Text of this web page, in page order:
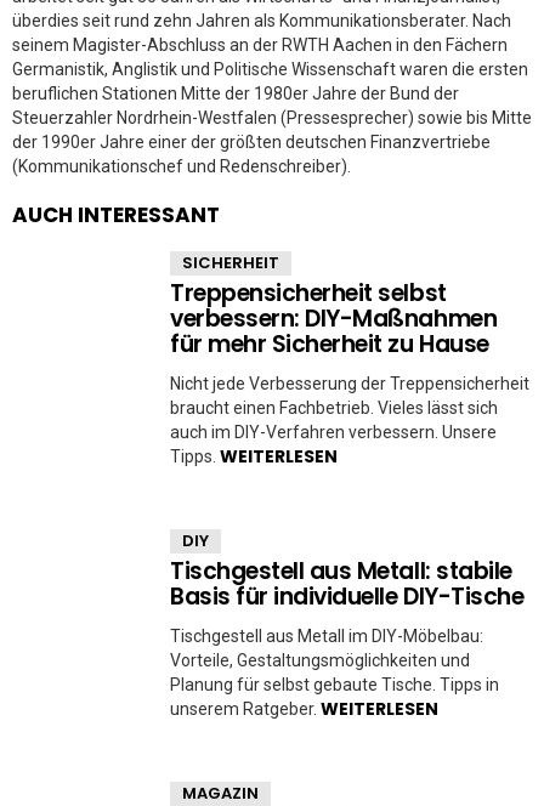
überdies seit rund zehn Jahren als Kommunikationsberater. Nach
seinem Magister-Abschluss an der RWTH Aachen in den Fächern
Germanistik, Anglistik und Politische Wissenschaft waren die ersten
beruflichen Stationen Mitte der 1980er Jahre der Bund der
Steuerzahler Nordrhein-Westfalen (Pressesprecher) sowie bis Mitte
der 1990er Jahre einer der größten deutschen Finanzvertriebe
(Kommunikationschef und Redenschreiber).
AUCH INTERESSANT
SICHERHEIT
Treppensicherheit selbst
verbessern: DIY-Maßnahmen
für mehr Sicherheit zu Hause
Nicht jede Verbesserung der Treppensicherheit
braucht einen Fachbetrieb. Vieles lässt sich
auch im DIY-Verfahren verbessern. Unsere
Tipps. WEITERLESEN
DIY
Tischgestell aus Metall: stabile
Basis für individuelle DIY-Tische
Tischgestell aus Metall im DIY-Möbelbau:
Vorteile, Gestaltungsmöglichkeiten und
Planung für selbst gebaute Tische. Tipps in
unserem Ratgeber. WEITERLESEN
MAGAZIN